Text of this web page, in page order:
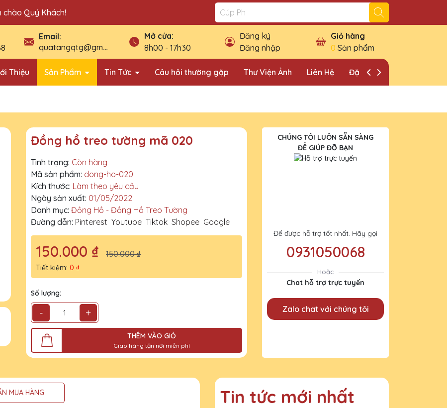
chào Quý Khách!
Email:
quatangqtg@gmail.com
Mở cửa:
8h00 - 17h30
Đăng ký
Đăng nhập
Giỏ hàng
0 Sản phẩm
Thiệu Sản Phẩm Tin Tức Câu hỏi thường gặp Thư Viện Ảnh Liên Hệ Đặt Lịch Khảo Sát
Đồng hồ treo tường mã 020
Tình trạng: Còn hàng
Mã sản phẩm: dong-ho-020
Kích thước: Làm theo yêu cầu
Ngày sản xuất: 01/05/2022
Danh mục: Đồng Hồ - Đồng Hồ Treo Tường
Đường dẫn: Pinterest Youtube Tiktok Shopee Google
150.000 ₫ 150.000 ₫
Tiết kiệm: 0 ₫
Số lượng:
- +
THÊM VÀO GIỎ
Giao hàng tận nơi miễn phí
CHÚNG TÔI LUÔN SẴN SÀNG
ĐỂ GIÚP ĐỠ BẠN
Để được hỗ trợ tốt nhất. Hãy gọi
0931050068
Hoặc
Chat hỗ trợ trực tuyến
Zalo chat với chúng tôi
MUA HÀNG Tin tức mới nhất